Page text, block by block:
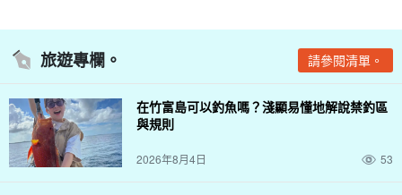
旅遊專欄。 請參閱清單。
在竹富島可以釣魚嗎？淺顯易懂地解說禁釣區
與規則
2026年8月4日 53